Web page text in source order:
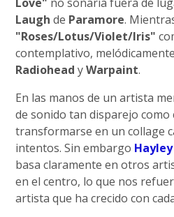
Laugh de Paramore.
"Roses/Lotus/Violet/Iris"
contemplativo,
Radiohead yWarpaint.
En las manos de un artista
de sonido tan disparejo como
transformarse en un collage
intentos. Sin embargo
basa claramente en otros
en el centro, lo que nos
artista que ha crecido con